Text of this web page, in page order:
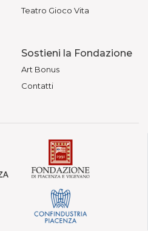
Teatro Gioco Vita
Sostieni la Fondazione
Art Bonus
Contatti